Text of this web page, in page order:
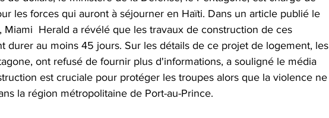
les forces qui auront à séjourner en Haïti. Dans un article publié le
Herald a révélé que les travaux de construction de ces
durer au moins 45 jours. Sur les détails de ce projet de logement, les
ont refusé de fournir plus d'informations, a souligné le média
est cruciale pour protéger les troupes alors que la violence ne
la région métropolitaine de Port-au-Prince.